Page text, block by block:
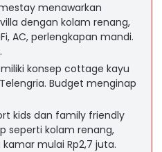
menawarkan
dengan kolam renang,
AC, perlengkapan mandi.
konsep cottage kayu
Budget menginap
kids dan family friendly
seperti kolam renang,
mulai Rp2,7 juta.